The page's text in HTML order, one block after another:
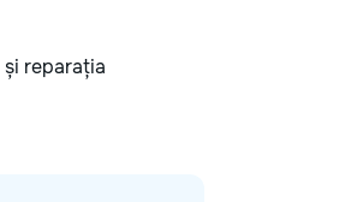
reparația